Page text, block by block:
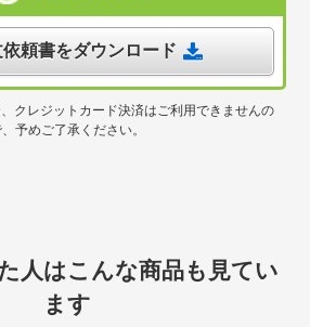
依頼書をダウンロード
クレジットカード決済はご利用できませんの
予めご了承ください。
人はこんな商品も見てい
ます